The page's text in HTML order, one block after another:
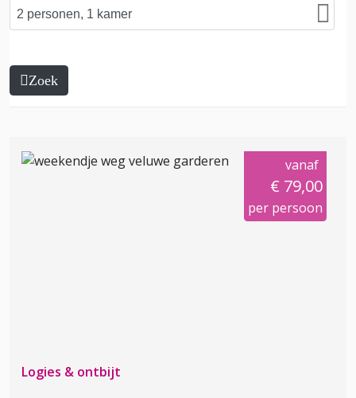
Zoek
vanaf
€ 79,00
per persoon
Logies & ontbijt